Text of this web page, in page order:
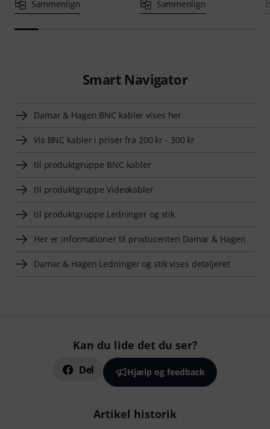
Sammenlign Sammenlign
Smart Navigator
Damar & Hagen BNC kabler vises her
Vis BNC kabler i priser fra 200 kr - 300 kr
til produktgruppe BNC kabler
til produktgruppe Videokabler
til produktgruppe Ledninger og stik
Her er informationer til producenten Damar & Hagen
Damar & Hagen Ledninger og stik vises detaljeret
Kan du lide det du ser?
Del Hjælp og feedback
Artikel historik